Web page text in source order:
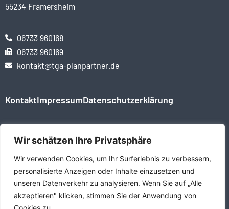
Wir schätzen Ihre Privatsphäre
Wir verwenden Cookies, um Ihr Surferlebnis zu verbessern,
personalisierte Anzeigen oder Inhalte einzusetzen und
unseren Datenverkehr zu analysieren. Wenn Sie auf „Alle
akzeptieren" klicken, stimmen Sie der Anwendung von
55234 Framersheim
06733 960168
06733 960169
kontakt@tga-planpartner.de
KontaktImpressumDatenschutzerklärung
Mitglied im Verband beratender Ingenieure
Zertifiziert nach